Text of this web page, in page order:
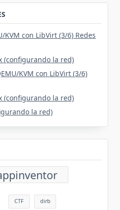
KVM con LibVirt (3/6) Redes
(configurando la red)
KVM con LibVirt (3/6)
(configurando la red)
la red)
CTF dirb